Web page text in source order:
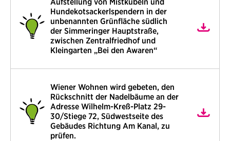
Hundekotsackerlspendern in der
unbenannten Grünfläche südlich
der Simmeringer Hauptstraße,
zwischen Zentralfriedhof und
Kleingarten „Bei den Awaren“
Wiener Wohnen wird gebeten, den
Rückschnitt der Nadelbäume an der
Adresse Wilhelm-Kreß-Platz 29-
30/Stiege 72, Südwestseite des
Gebäudes Richtung Am Kanal, zu
prüfen.